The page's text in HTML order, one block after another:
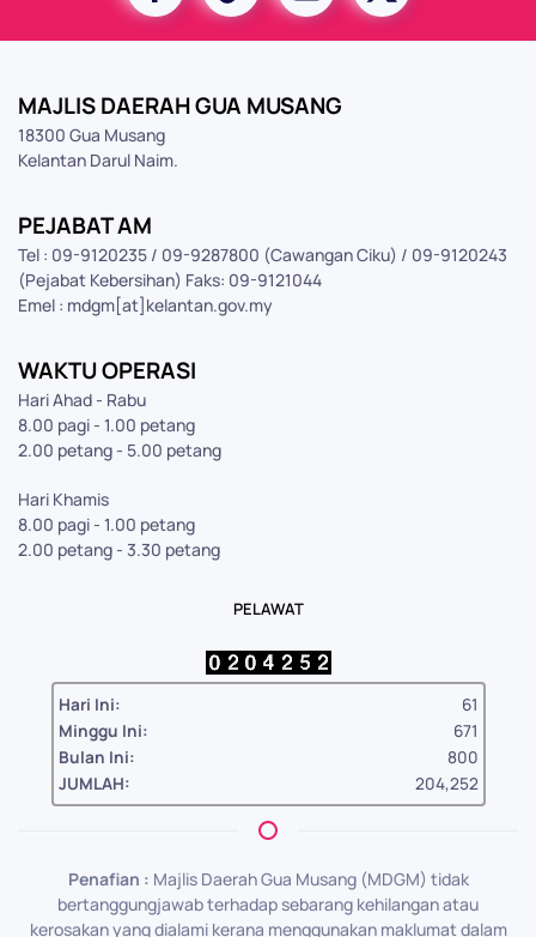
MAJLIS DAERAH GUA MUSANG
18300 Gua Musang
Kelantan Darul Naim.
PEJABAT AM
Tel : 09-9120235 / 09-9287800 (Cawangan Ciku) / 09-9120243
(Pejabat Kebersihan) Faks: 09-9121044
Emel : mdgm[at]kelantan.gov.my
WAKTU OPERASI
Hari Ahad - Rabu
8.00 pagi - 1.00 petang
2.00 petang - 5.00 petang
Hari Khamis
8.00 pagi - 1.00 petang
2.00 petang - 3.30 petang
PELAWAT
Hari Ini:
61
Minggu Ini:
671
Bulan Ini:
800
JUMLAH:
204,252
Penafian : Majlis Daerah Gua Musang (MDGM) tidak
bertanggungjawab terhadap sebarang kehilangan atau
kerosakan yang dialami kerana menggunakan maklumat dalam